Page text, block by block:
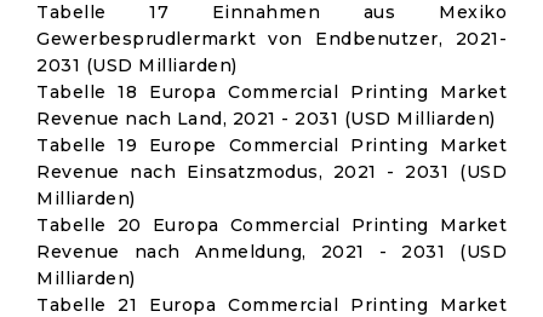
Tabelle 17 Einnahmen aus Mexiko
Gewerbesprudlermarkt von Endbenutzer, 2021-
2031 (USD Milliarden)
Tabelle 18 Europa Commercial Printing Market
Revenue nach Land, 2021 - 2031 (USD Milliarden)
Tabelle 19 Europe Commercial Printing Market
Revenue nach Einsatzmodus, 2021 - 2031 (USD
Milliarden)
Tabelle 20 Europa Commercial Printing Market
Revenue nach Anmeldung, 2021 - 2031 (USD
Milliarden)
Tabelle 21 Europa Commercial Printing Market